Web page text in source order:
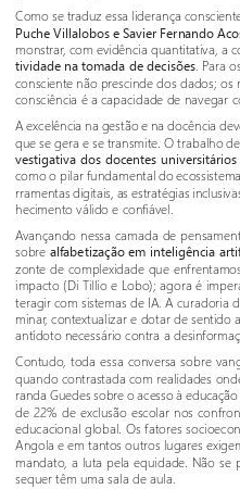
Como se traduz essa liderança
Puche Villalobos e Savier Fernando
monstrar, com evidência quantitativa, a
tividade na tomada de decisões. Para
consciente não prescinde dos dados; os r
consciência é a capacidade de navegar
A excelência na gestão e na docência
que se gera e se transmite. O trabalho
vestigativa dos docentes universitários
como o pilar fundamental do
rramentas digitais, as estratégias
hecimento válido e confiável.
Avançando nessa camada de
sobre alfabetização em inteligência
zonte de complexidade que
impacto (Di Tillio e Lobo); agora é
teragir com sistemas de IA. A curadoria
minar, contextualizar e dotar de sentido
antídoto necessário contra a
Contudo, toda essa conversa sobre
quando contrastada com realidades
randa Guedes sobre o acesso à
de 22% de exclusão escolar nos
educacional global. Os fatores
Angola e em tantos outros lugares
mandato, a luta pela equidade. Não se
sequer têm uma sala de aula.